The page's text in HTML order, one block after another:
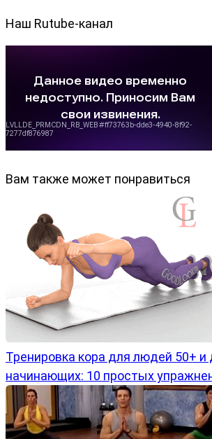
Наш Rutube-канал
Вам также может понравиться
Тренировка кора для людей 50+
начинающих: 10 простых